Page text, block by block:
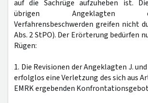
auf die Sachrüge aufzuheben ist.
übrigen Angeklagten
Verfahrensbeschwerden greifen nicht
Abs. 2 StPO). Der Erörterung bedürfen
Rügen:
1. Die Revisionen der Angeklagten J.
erfolglos eine Verletzung des sich aus
EMRK ergebenden